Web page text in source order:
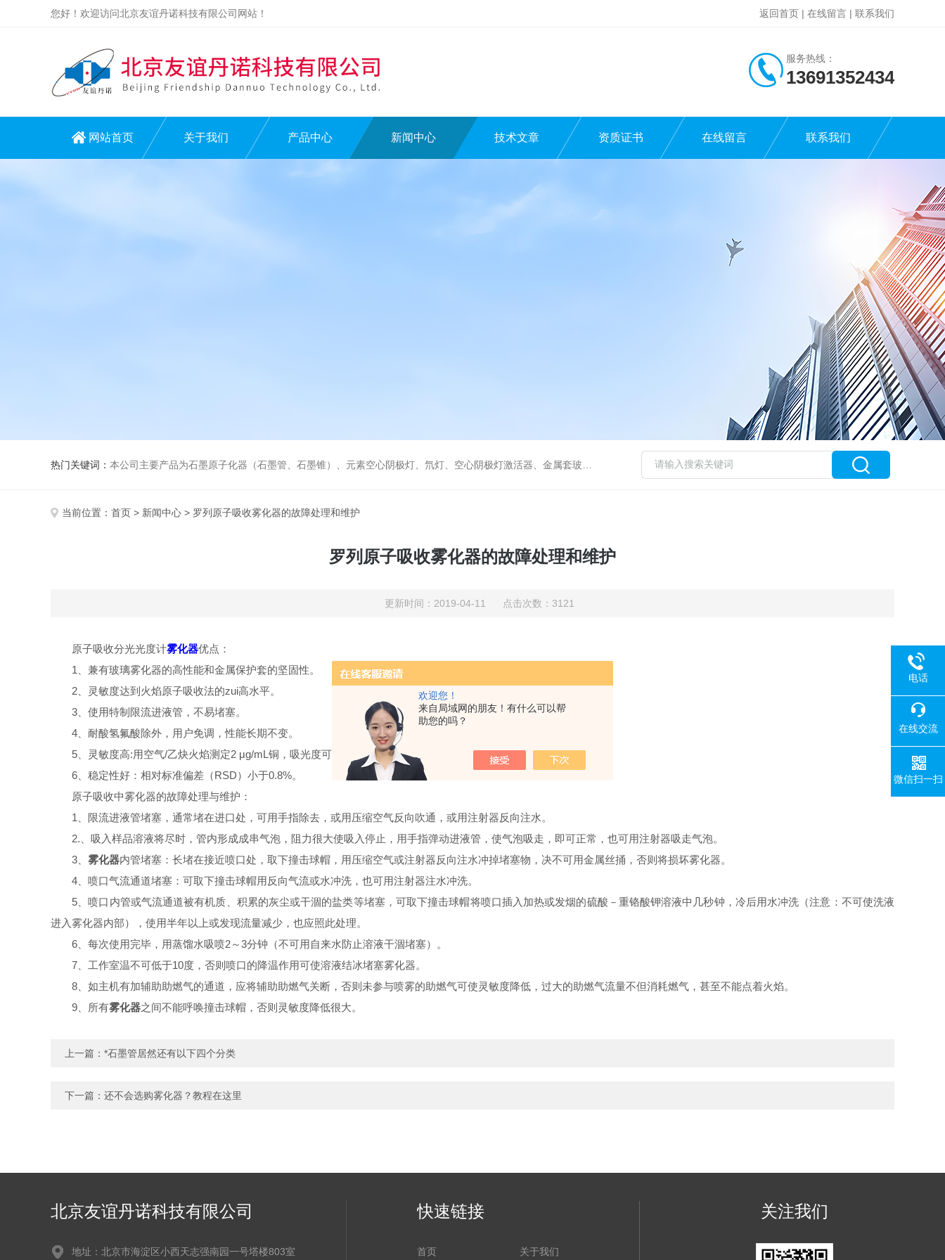
欢迎您！
来自局域网的朋友！有什么可以帮
助您的吗？
您好！欢迎访问北京友谊丹诺科技有限公司网站！ 返回首页 | 在线留言 | 联系我们
服务热线：
13691352434
网站首页 关于我们 产品中心 新闻中心 技术文章 资质证书 在线留言 联系我们
热门关键词： 本公司主要产品为石墨原子化器（石墨管、石墨锥）、元素空心阴极灯、氘灯、空心阴极灯激活器、金属套玻璃高效雾化喷嘴。同时经销进口原装石墨管、石墨锥、空心阴极灯、氘灯等。
当前位置： 首页 > 新闻中心 > 罗列原子吸收雾化器的故障处理和维护
罗列原子吸收雾化器的故障处理和维护
更新时间：2019-04-11 点击次数：3121
原子吸收分光光度计雾化器优点：
1、兼有玻璃雾化器的高性能和金属保护套的坚固性。
2、灵敏度达到火焰原子吸收法的zui高水平。
3、使用特制限流进液管，不易堵塞。
4、耐酸氢氟酸除外，用户免调，性能长期不变。
5、灵敏度高:用空气/乙炔火焰测定2 μg/mL铜，吸光度可优于0.40A。
6、稳定性好：相对标准偏差（RSD）小于0.8%。
原子吸收中雾化器的故障处理与维护：
1、限流进液管堵塞，通常堵在进口处，可用手指除去，或用压缩空气反向吹通，或用注射器反向注水。
2.、吸入样品溶液将尽时，管内形成成串气泡，阻力很大使吸入停止，用手指弹动进液管，使气泡吸走，即可正常，也可用注射器吸走气泡。
3、 雾化器内管堵塞：长堵在接近喷口处，取下撞击球帽，用压缩空气或注射器反向注水冲掉堵塞物，决不可用金属丝捅，否则将损坏雾化器。
4、喷口气流通道堵塞：可取下撞击球帽用反向气流或水冲洗，也可用注射器注水冲洗。
5、喷口内管或气流通道被有机质、积累的灰尘或干涸的盐类等堵塞，可取下撞击球帽将喷口插入加热或发烟的硫酸－重铬酸钾溶液中几秒钟，冷后用水冲洗（注意：不可使洗液
进入雾化器内部），使用半年以上或发现流量减少，也应照此处理。
6、每次使用完毕，用蒸馏水吸喷2～3分钟（不可用自来水防止溶液干涸堵塞）。
7、工作室温不可低于10度，否则喷口的降温作用可使溶液结冰堵塞雾化器。
8、如主机有加辅助助燃气的通道，应将辅助助燃气关断，否则未参与喷雾的助燃气可使灵敏度降低，过大的助燃气流量不但消耗燃气，甚至不能点着火焰。
9、所有雾化器之间不能呼唤撞击球帽，否则灵敏度降低很大。
上一篇： *石墨管居然还有以下四个分类
下一篇： 还不会选购雾化器？教程在这里
北京友谊丹诺科技有限公司
地址：北京市海淀区小西天志强南园一号塔楼803室
快速链接
首页 关于我们
关注我们
电话
在线交流
微信扫一扫